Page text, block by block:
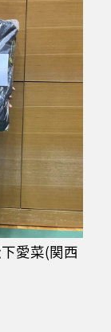
愛菜(関西